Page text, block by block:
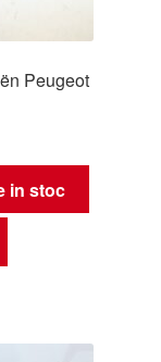
Peugeot
in stoc